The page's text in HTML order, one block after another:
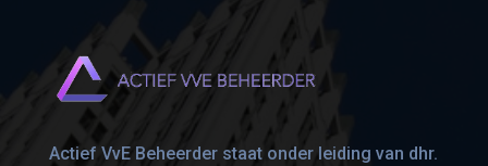
Actief VvE Beheerder staat onder leiding van dhr.